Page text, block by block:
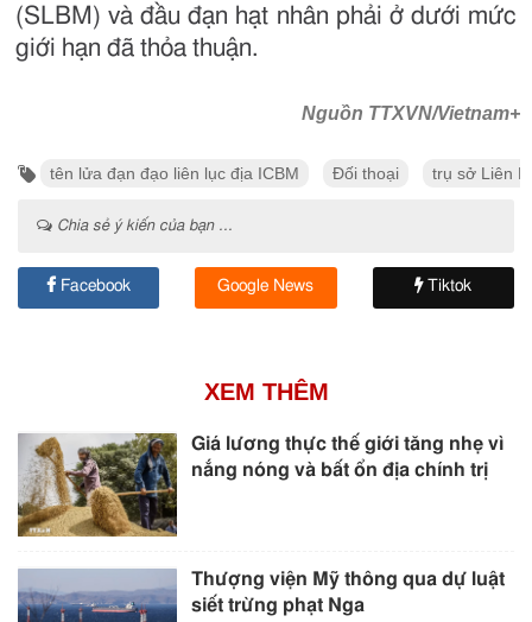
(SLBM) và đầu đạn hạt nhân phải ở dưới mức
giới hạn đã thỏa thuận.
Nguồn TTXVN/Vietnam+
tên lửa đạn đạo liên lục địa ICBM Đối thoại trụ sở Liên
Chia sẻ ý kiến của bạn ...
Facebook Google News Tiktok
XEM THÊM
Giá lương thực thế giới tăng nhẹ vì
nắng nóng và bất ổn địa chính trị
Thượng viện Mỹ thông qua dự luật
siết trừng phạt Nga